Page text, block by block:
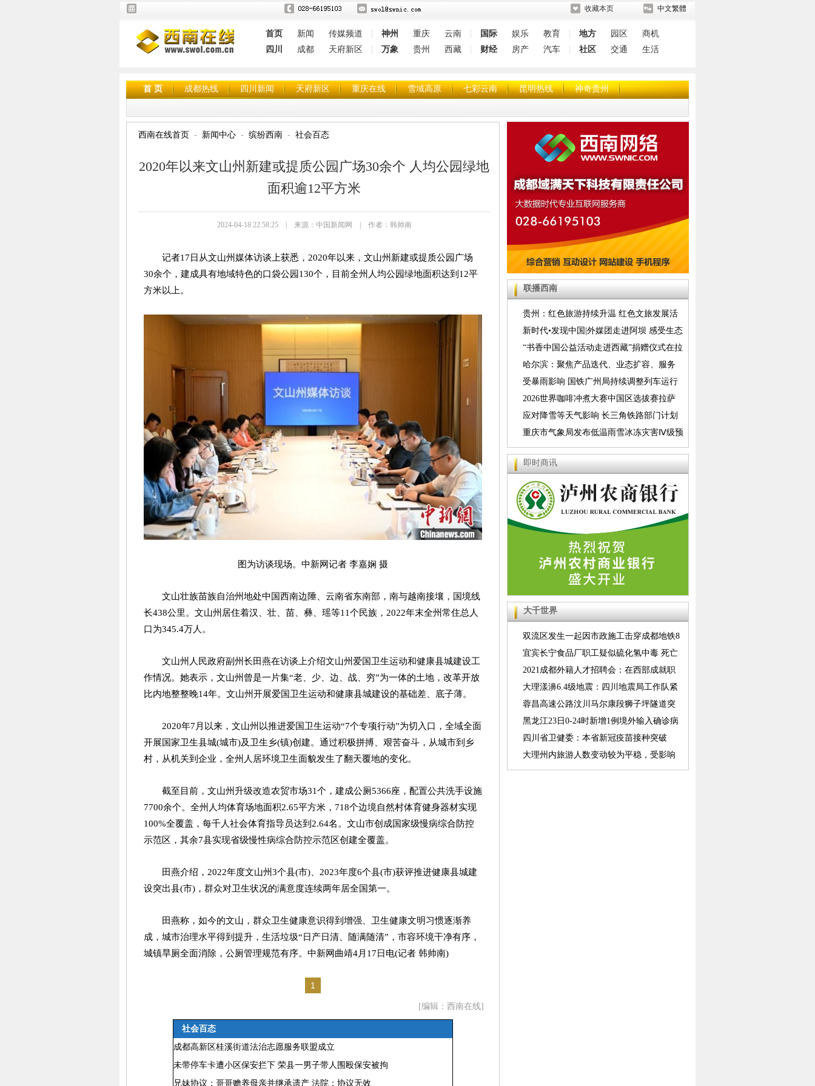
中文繁體
收藏本页
首页 新闻 传媒频道 ┆ 神州 重庆 云南 ┆ 国际 娱乐 教育 ┆ 地方 园区
商机
四川
成都 天府新区 ┆ 万象 贵州 西藏 ┆ 财经 房产 汽车 ┆ 社区 交通 生活
首 页 成都热线 四川新闻 天府新区 重庆在线 雪域高原 七彩云南 昆明热线 神奇贵州
西南在线首页 新闻中心 缤纷西南 社会百态
2020年以来文山州新建或提质公园广场30余个 人均公园绿地
面积逾12平方米
2024-04-18 22:58:25 | 来源：中国新闻网 | 作者：韩帅南
记者17日从文山州媒体访谈上获悉，2020年以来，文山州新建或提质公园广场
30余个，建成具有地域特色的口袋公园130个，目前全州人均公园绿地面积达到12平
方米以上。
图为访谈现场。中新网记者 李嘉娴 摄
文山壮族苗族自治州地处中国西南边陲、云南省东南部，南与越南接壤，国境线
长438公里。文山州居住着汉、壮、苗、彝、瑶等11个民族，2022年末全州常住总人
口为345.4万人。
文山州人民政府副州长田燕在访谈上介绍文山州爱国卫生运动和健康县城建设工
作情况。她表示，文山州曾是一片集“老、少、边、战、穷”为一体的土地，改革开放
比内地整整晚14年。文山州开展爱国卫生运动和健康县城建设的基础差、底子薄。
2020年7月以来，文山州以推进爱国卫生运动“7个专项行动”为切入口，全域全面
开展国家卫生县城(城市)及卫生乡(镇)创建。通过积极拼搏、艰苦奋斗，从城市到乡
村，从机关到企业，全州人居环境卫生面貌发生了翻天覆地的变化。
截至目前，文山州升级改造农贸市场31个，建成公厕5366座，配置公共洗手设施
7700余个。全州人均体育场地面积2.65平方米，718个边境自然村体育健身器材实现
100%全覆盖，每千人社会体育指导员达到2.64名。文山市创成国家级慢病综合防控
示范区，其余7县实现省级慢性病综合防控示范区创建全覆盖。
田燕介绍，2022年度文山州3个县(市)、2023年度6个县(市)获评推进健康县城建
设突出县(市)，群众对卫生状况的满意度连续两年居全国第一。
田燕称，如今的文山，群众卫生健康意识得到增强、卫生健康文明习惯逐渐养
成，城市治理水平得到提升，生活垃圾“日产日清、随满随清”，市容环境干净有序，
城镇旱厕全面消除，公厕管理规范有序。 中新网曲靖4月17日电(记者 韩帅南)
1
[编辑：西南在线]
社会百态
成都高新区桂溪街道法治志愿服务联盟成立
未带停车卡遭小区保安拦下 荣县一男子带人围殴保安被拘
兄妹协议：哥哥赡养母亲并继承遗产 法院：协议无效
联播西南
贵州：红色旅游持续升温 红色文旅发展活
力持续释放
新时代•发现中国|外媒团走进阿坝 感受生态
人文之美
“书香中国公益活动走进西藏”捐赠仪式在拉
萨举行
哈尔滨：聚焦产品迭代、业态扩容、服务
提质 推动亚布力夏季山地康养生态旅游全方
位升级
受暴雨影响 国铁广州局持续调整列车运行
京九铁路部分列车采取停运措施
2026世界咖啡冲煮大赛中国区选拔赛拉萨
分区赛举行
应对降雪等天气影响 长三角铁路部门计划
临时停运部分列车
重庆市气象局发布低温雨雪冰冻灾害Ⅳ级预
警
即时商讯
大千世界
双流区发生一起因市政施工击穿成都地铁8
号线珠江路至顺风上行区间隧道事件
宜宾长宁食品厂职工疑似硫化氢中毒 死亡
人数升至7人
2021成都外籍人才招聘会：在西部成就职
业梦想
大理漾濞6.4级地震：四川地震局工作队紧
急支援震区开展应急处置工作
蓉昌高速公路汶川马尔康段狮子坪隧道突
发险情紧急管制
黑龙江23日0-24时新增1例境外输入确诊病
四川省卫健委：本省新冠疫苗接种突破
2000万剂次
大理州内旅游人数变动较为平稳，受影响
不大